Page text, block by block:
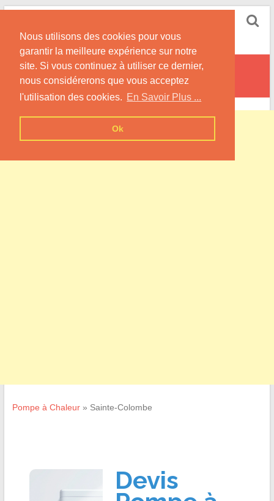
Nous utilisons des cookies pour vous
garantir la meilleure expérience sur notre
site. Si vous continuez à utiliser ce dernier,
nous considérerons que vous acceptez
l'utilisation des cookies. En Savoir Plus ...
Ok
Skip
content
Informations sur les Pompes à Chaleur
Sainte-Colombe
Pompe à Chaleur» Sainte-Colombe